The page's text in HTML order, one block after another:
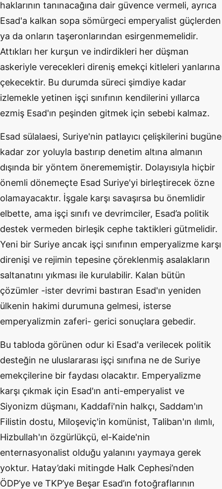
haklarının tanınacağına dair güvence vermeli, ayrıca
Esad'a kalkan sopa sömürgeci emperyalist güçlerden
ya da onların taşeronlarından esirgenmemelidir.
Attıkları her kurşun ve indirdikleri her düşman
askeriyle verecekleri direniş emekçi kitleleri yanlarına
çekecektir. Bu durumda süreci şimdiye kadar
izlemekle yetinen işçi sınıfının kendilerini yıllarca
ezmiş Esad'ın peşinden gitmek için sebebi kalmaz.
Esad sülalaesi, Suriye'nin patlayıcı çelişkilerini bugüne
kadar zor yoluyla bastırıp denetim altına almanın
dışında bir yöntem önerememiştir. Dolayısıyla hiçbir
önemli dönemeçte Esad Suriye'yi birleştirecek özne
olamayacaktır. İşgale karşı savaşırsa bu önemlidir
elbette, ama işçi sınıfı ve devrimciler, Esad’a politik
destek vermeden birleşik cephe taktikleri gütmelidir.
Yeni bir Suriye ancak işçi sınıfının emperyalizme karşı
direnişi ve rejimin tepesine çöreklenmiş asalakların
saltanatını yıkması ile kurulabilir. Kalan bütün
çözümler -ister devrimi bastıran Esad'ın yeniden
ülkenin hakimi durumuna gelmesi, isterse
emperyalizmin zaferi- gerici sonuçlara gebedir.
Bu tabloda görünen odur ki Esad'a verilecek politik
desteğin ne uluslararası işçi sınıfına ne de Suriye
emekçilerine bir faydası olacaktır. Emperyalizme
karşı çıkmak için Esad'ın anti-emperyalist ve
Siyonizm düşmanı, Kaddafi'nin halkçı, Saddam'ın
Filistin dostu, Miloşeviç'in komünist, Taliban'ın ılımlı,
Hizbullah'ın özgürlükçü, el-Kaide'nin
enternasyonalist olduğu yalanını yaymaya gerek
yoktur. Hatay’daki mitingde Halk Cephesi’nden
ÖDP’ye ve TKP’ye Beşar Esad’ın fotoğraflarının